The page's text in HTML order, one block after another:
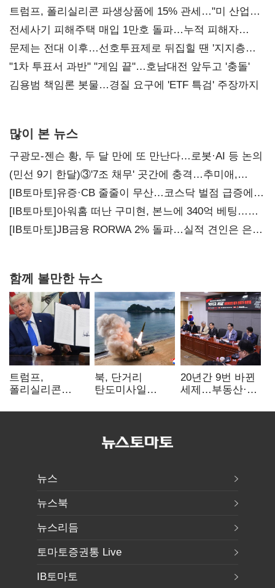
트럼프, 폴리실리콘 파생상품에 15% 관세…"미 산업
재건"
전세사기 피해주택 매입 1만호 돌파…누적 피해자
4만278명
문제는 전대 이후…선호투표제로 뒤집힐 땐 '지지층
불복'
"1차 투표서 과반" "게임 끝"…호남대전 앞두고 '충돌'
김용범 책임론 봇물…경질 요구에 'ETF 특검' 주장까지
많이 본 뉴스
구광모-젠슨 황, 두 달 만에 또 만난다…로봇·AI 등 논의
(민선 9기 한달)③'7조 채무' 곳간에 충격…추미애,
20년만에 '비상재정' 선언 승부수
[IB토마토]유증·CB 줄줄이 무산…코스닥 벌점 급증에
상폐 압박
[IB토마토]아워홈 떠난 구미현, 본느에 340억 베팅…
가족 지배체제 구축
[IB토마토]JB금융 RORWA 2% 돌파…실적 견인은 은행
함께 볼만한 뉴스
트럼프,
폴리실리콘
관세…"미 산업
북, 단거리
탄도미사일
"즉각 중단 촉구"
20년간 9번 바뀐
세제…부동산·
건드렸다
뉴스
뉴스북
뉴스리듬
토마토증권통 Live
IB토마토